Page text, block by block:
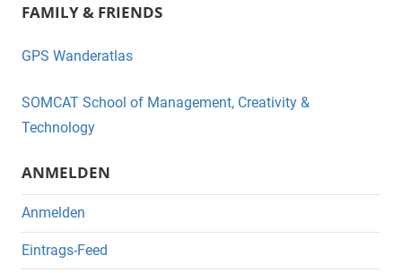
c
e
o
o
k
tt
er
FAMILY & FRIENDS
GPS Wanderatlas
SOMCAT School of Management, Creativity &
Technology
ANMELDEN
Anmelden
Eintrags-Feed